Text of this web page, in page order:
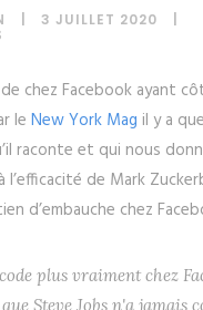
3 JUILLET 2020
chez Facebook ayant
le New York Mag il y a
raconte et qui nous
de Mark
d’embauche chez
plus vraiment chez
Steve Jobs n'a jamais